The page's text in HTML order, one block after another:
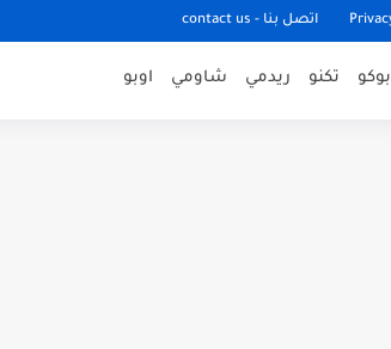
اتصل بنا - contact us
بوكو تكنو ريدمي شاومي اوبو